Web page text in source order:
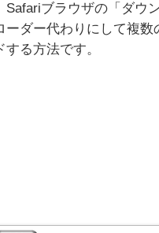
Safariブラウザの「ダウ
ーダー代わりにして複
する方法です。